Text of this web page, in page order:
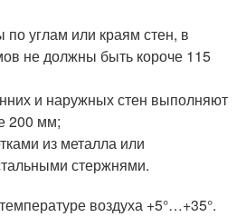
углам или краям стен, в
не должны быть короче 115
и наружных стен выполняют
200 мм;
из металла или
стержнями.
воздуха +5°…+35°.